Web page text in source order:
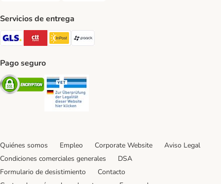
Servicios de entrega
GLS Shipping Method
CTTExpress Shipping Method
InPost Shipping Method
Pago seguro
Security
Quiénes somos Empleo Corporate Website
Aviso Legal
Condiciones comerciales generales
DSA
Formulario de desistimiento
Contacto